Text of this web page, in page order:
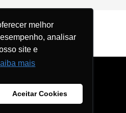
melhor
analisar
site e
mais
Aceitar Cookies
e Condições|